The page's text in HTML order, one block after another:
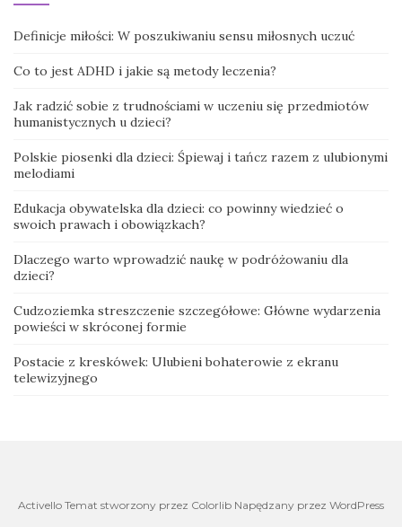
Definicje miłości: W poszukiwaniu sensu miłosnych uczuć
Co to jest ADHD i jakie są metody leczenia?
Jak radzić sobie z trudnościami w uczeniu się przedmiotów
humanistycznych u dzieci?
Polskie piosenki dla dzieci: Śpiewaj i tańcz razem z ulubionymi
melodiami
Edukacja obywatelska dla dzieci: co powinny wiedzieć o
swoich prawach i obowiązkach?
Dlaczego warto wprowadzić naukę w podróżowaniu dla
dzieci?
Cudzoziemka streszczenie szczegółowe: Główne wydarzenia
powieści w skróconej formie
Postacie z kreskówek: Ulubieni bohaterowie z ekranu
telewizyjnego
Activello Temat stworzony przez Colorlib Napędzany przez WordPress